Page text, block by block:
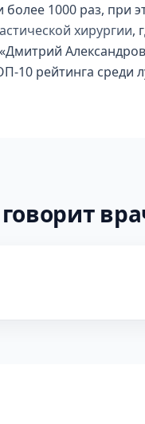
более 1000 раз, при
хирургии,
10 рейтинга среди